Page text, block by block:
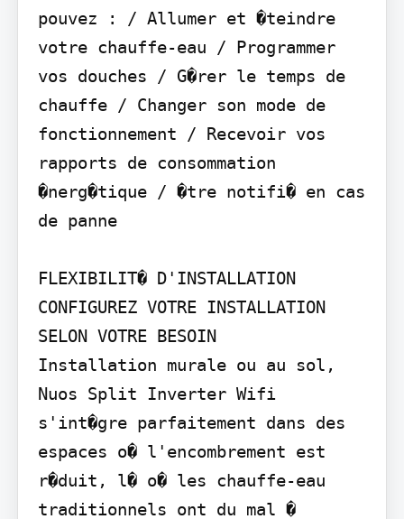
pouvez : / Allumer et �teindre
votre chauffe-eau / Programmer
vos douches / G�rer le temps de
chauffe / Changer son mode de
fonctionnement / Recevoir vos
rapports de consommation
�nerg�tique / �tre notifi� en cas
de panne
FLEXIBILIT� D'INSTALLATION
CONFIGUREZ VOTRE INSTALLATION
SELON VOTRE BESOIN
Installation murale ou au sol,
Nuos Split Inverter Wifi
s'int�gre parfaitement dans des
espaces o� l'encombrement est
r�duit, l� o� les chauffe-eau
traditionnels ont du mal �